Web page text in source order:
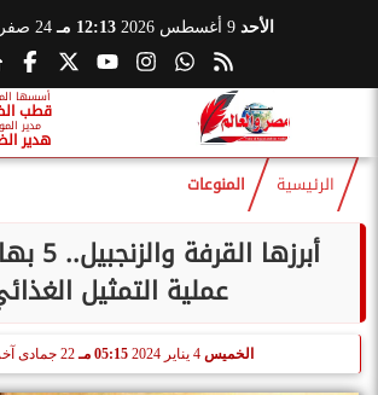
الأحد 9 أغسطس 2026 12:13 مـ 24 صفر 1448
أسسها
قطب
مدير
هدير
الرئيسية المنوعات
أبرزها
عملية التمثيل
الخميس 05:15 مـ 22 جمادى آخر 1445